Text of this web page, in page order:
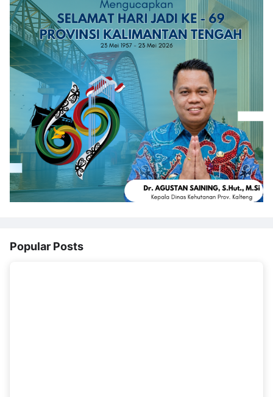
Popular Posts